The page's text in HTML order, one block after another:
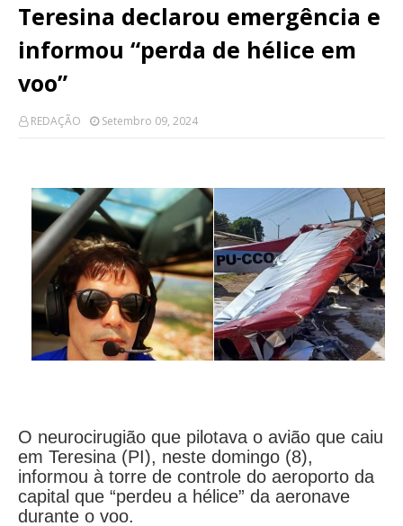
Teresina declarou emergência e
informou “perda de hélice em
voo”
REDAÇÃO Setembro 09, 2024
O neurocirugião que pilotava o avião que caiu
em Teresina (PI), neste domingo (8),
informou à torre de controle do aeroporto da
capital que “perdeu a hélice” da aeronave
durante o voo.